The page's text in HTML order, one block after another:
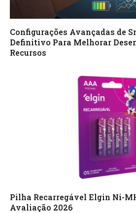
Configurações Avançadas de
Definitivo Para Melhorar
Recursos
Pilha Recarregável Elgin Ni-
Avaliação 2026